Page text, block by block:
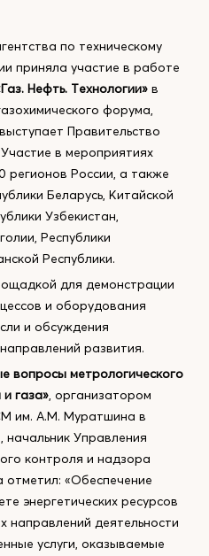
по техническому
приняла участие в работе
Нефть. Технологии» в
форума,
Правительство
в мероприятиях
регионов России, а также
Беларусь, Китайской
Узбекистан,
Республики
Республики.
для демонстрации
и оборудования
и обсуждения
развития.
вопросы метрологического
газа», организатором
им. А.М. Муратшина в
начальник Управления
контроля и надзора
«Обеспечение
энергетических ресурсов
направлений деятельности
услуги, оказываемые